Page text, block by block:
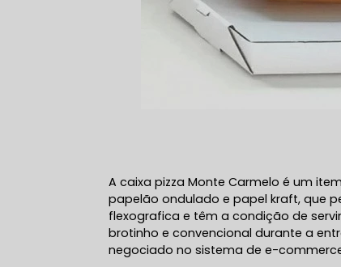
A caixa pizza Monte Carmelo é um
papelão ondulado e papel kraft, que
flexografica e têm a condição de
brotinho e convencional durante a
negociado no sistema de e-